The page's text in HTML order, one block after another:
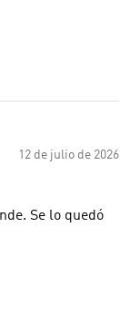
12 de julio de 2026
Se lo quedó